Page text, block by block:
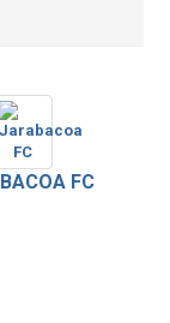
FC